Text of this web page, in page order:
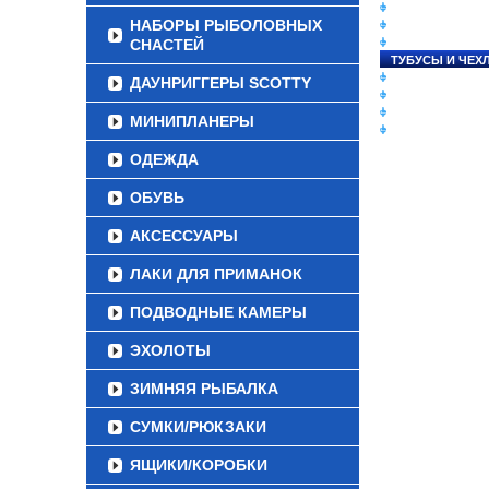
НАБОРЫ РЫБОЛОВНЫХ
СНАСТЕЙ
ДАУНРИГГЕРЫ SCOTTY
МИНИПЛАНЕРЫ
ОДЕЖДА
ОБУВЬ
АКСЕССУАРЫ
ЛАКИ ДЛЯ ПРИМАНОК
ПОДВОДНЫЕ КАМЕРЫ
ЭХОЛОТЫ
ЗИМНЯЯ РЫБАЛКА
СУМКИ/РЮКЗАКИ
ЯЩИКИ/КОРОБКИ
ТУБУСЫ И